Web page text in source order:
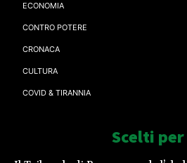
ECONOMIA
CONTRO POTERE
CRONACA
CULTURA
COVID & TIRANNIA
Scelti